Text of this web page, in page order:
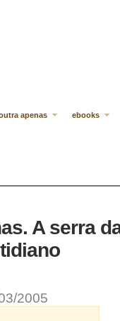
apenas ebooks
A serra
2005